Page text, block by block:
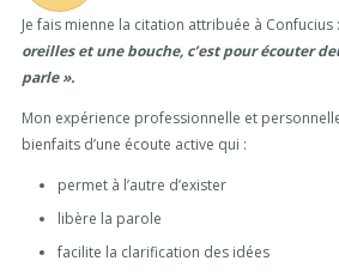
Je fais mienne la citation attribuée à Confucius :
oreilles et une bouche, c’est pour écouter
parle ».
Mon expérience professionnelle et
bienfaits d’une écoute active qui :
permet à l’autre d’exister
libère la parole
facilite la clarification des idées